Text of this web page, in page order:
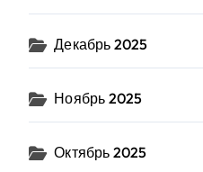
Декабрь 2025
Ноябрь 2025
Октябрь 2025